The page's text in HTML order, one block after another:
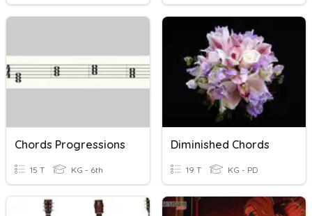
Chords Progressions
15 T KG - 6th
Diminished Chords
19 T KG - PD